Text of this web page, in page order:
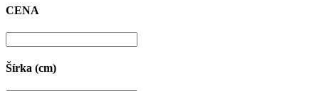
CENA
Šírka (cm)